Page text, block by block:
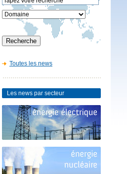
Toutes les news
Les news par secteur